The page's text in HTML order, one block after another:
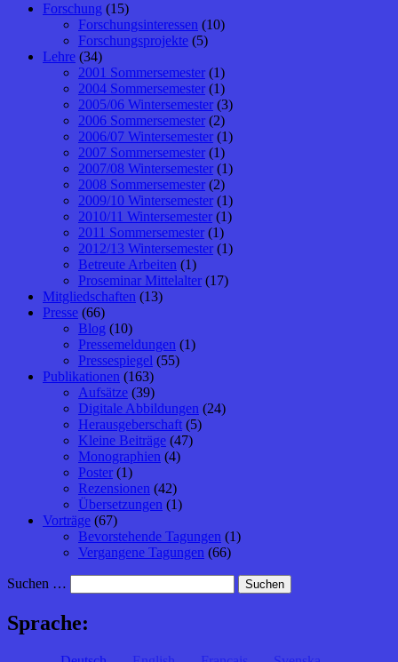
Forschung (15)
Forschungsinteressen (10)
Forschungsprojekte (5)
Lehre (34)
2001 Sommersemester (1)
2004 Sommersemester (1)
2005/06 Wintersemester (3)
2006 Sommersemester (2)
2006/07 Wintersemester (1)
2007 Sommersemester (1)
2007/08 Wintersemester (1)
2008 Sommersemester (2)
2009/10 Wintersemester (1)
2010/11 Wintersemester (1)
2011 Sommersemester (1)
2012/13 Wintersemester (1)
Betreute Arbeiten (1)
Proseminar Mittelalter (17)
Mitgliedschaften (13)
Presse (66)
Blog (10)
Pressemeldungen (1)
Pressespiegel (55)
Publikationen (163)
Aufsätze (39)
Digitale Abbildungen (24)
Herausgeberschaft (5)
Kleine Beiträge (47)
Monographien (4)
Poster (1)
Rezensionen (42)
Übersetzungen (1)
Vorträge (67)
Bevorstehende Tagungen (1)
Vergangene Tagungen (66)
Suchen …
Sprache: